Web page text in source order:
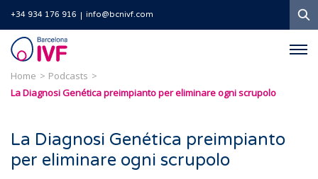
+34 934 176 916 info@bcnivf.com
Barcelona
IVF
Home
Podcasts
La Diagnosi Genética preimpianto per eliminare ogni scrupolo
La Diagnosi Genética preimpianto
per eliminare ogni scrupolo